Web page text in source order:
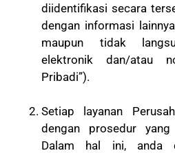
diidentifikasi secara
dengan informasi
maupun tidak
elektronik dan/atau
Pribadi”).
Setiap layanan
dengan prosedur yang
Dalam hal ini, anda